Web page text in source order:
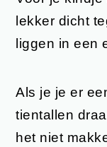
lekker dicht
liggen in een
Als je je er
tientallen
het niet